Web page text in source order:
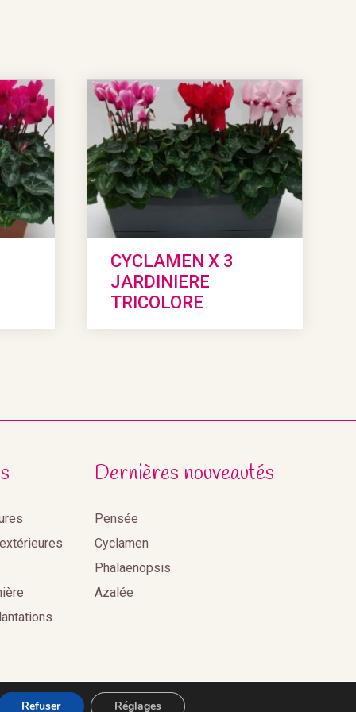
CYCLAMEN X 3
JARDINIERE
TRICOLORE
Dernières nouveautés
Pensée
Cyclamen
Phalaenopsis
Azalée
Refuser Réglages